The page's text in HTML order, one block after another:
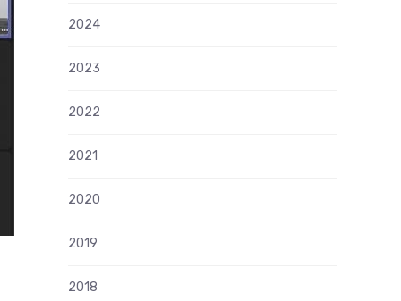
2024
2023
2022
2021
2020
2019
2018